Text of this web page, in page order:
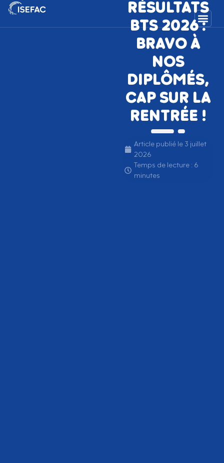
RÉSULTATS
BTS 2026 :
BRAVO À
NOS
DIPLÔMÉS,
CAP SUR LA
RENTRÉE !
Article publié le 3 juillet
2026
Temps de lecture : 6
minutes